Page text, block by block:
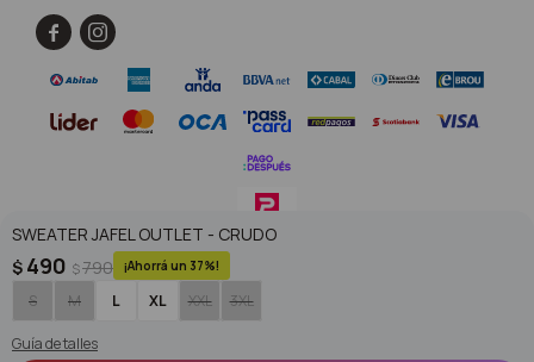
SWEATER JAFEL OUTLET - CRUDO
$ 490 $790 37
S M L XL XXL 3XL
Guía de talles
 
© Copyright 2026 / Superoutlet / FORTER S.A Rut 213720560017